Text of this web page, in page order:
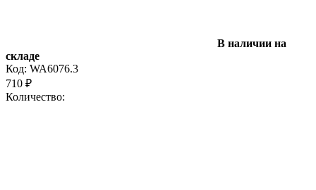
В наличии на
складе
Код: WA6076.3
710 ₽
Количество: